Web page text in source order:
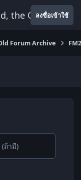
the Onlyลงชื่อเข้าใช้
Forum Archive
ถ้ามี)